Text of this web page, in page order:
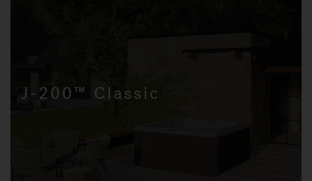
J-200™ Classic